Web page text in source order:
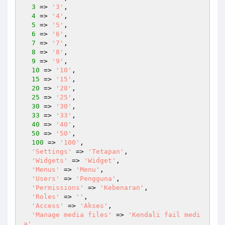
3 => '3' ,
4 => '4' ,
5 => '5' ,
6 => '6' ,
7 => '7' ,
8 => '8' ,
9 => '9' ,
10 => '10' ,
15 => '15' ,
20 => '20' ,
25 => '25' ,
30 => '30' ,
33 => '33' ,
40 => '40' ,
50 => '50' ,
100 => '100' ,
'Settings'
=> 'Tetapan' ,
'Widgets'
=> 'Widget' ,
'Menus'
=> 'Menu' ,
'Users'
=> 'Pengguna' ,
'Permissions'
=> 'Kebenaran' ,
'Roles'
=> '' ,
'Access'
=> 'Akses' ,
'Manage media files'
=>
'Kendali fail medi